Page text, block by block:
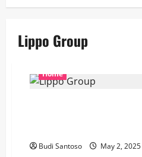
Lippo Group
Home
Budi Santoso May 2, 2025